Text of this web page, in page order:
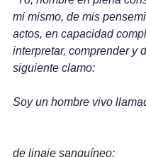
mi mismo, de mis
actos, en capacidad
interpretar, comprender y
siguiente clamo:
Soy un hombre vivo
de linaje sanguíneo: